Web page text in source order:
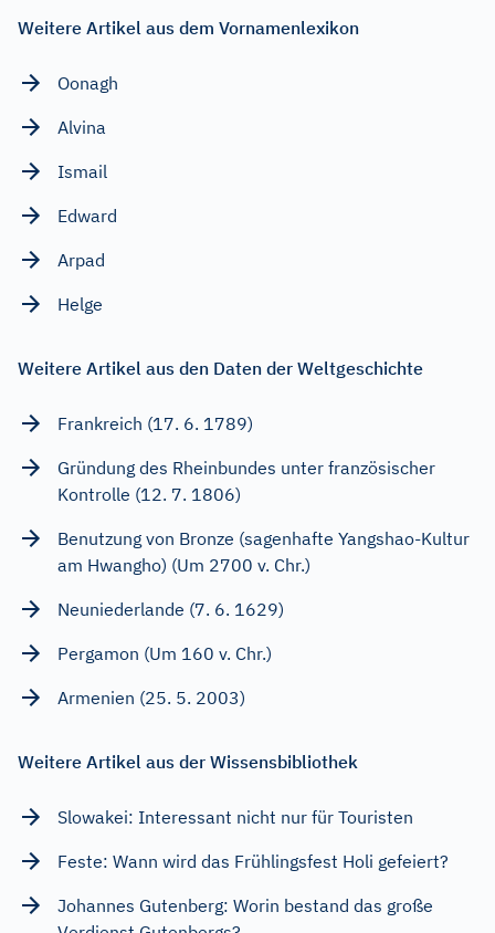
Weitere Artikel aus dem Vornamenlexikon
Oonagh
Alvina
Ismail
Edward
Arpad
Helge
Weitere Artikel aus den Daten der Weltgeschichte
Frankreich (17. 6. 1789)
Gründung des Rheinbundes unter französischer
Kontrolle (12. 7. 1806)
Benutzung von Bronze (sagenhafte Yangshao-Kultur
am Hwangho) (Um 2700 v. Chr.)
Neuniederlande (7. 6. 1629)
Pergamon (Um 160 v. Chr.)
Armenien (25. 5. 2003)
Weitere Artikel aus der Wissensbibliothek
Slowakei: Interessant nicht nur für Touristen
Feste: Wann wird das Frühlingsfest Holi gefeiert?
Johannes Gutenberg: Worin bestand das große